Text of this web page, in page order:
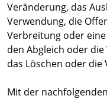
Veränderung, das
Verwendung, die
Verbreitung oder
den Abgleich oder
das Löschen oder die
Mit der